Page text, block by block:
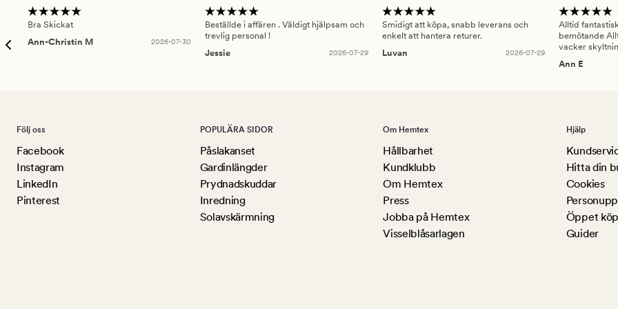
Bra Skickat
Ann-Christin M
2026-07-30
Beställde i affären . Väldigt hjälpsam och
trevlig personal !
Jessie
2026-07-29
Smidigt att köpa, snabb leverans och
enkelt att hantera returer.
Luvan
2026-07-29
Alltid
bemötande
vacker
Ann E
Följ oss
Facebook
Instagram
LinkedIn
Pinterest
POPULÄRA SIDOR
Påslakanset
Gardinlängder
Prydnadskuddar
Inredning
Solavskärmning
Om Hemtex
Hållbarhet
Kundklubb
Om Hemtex
Press
Jobba på Hemtex
Visselblåsarlagen
Hjälp
Hitta din
Cookies
Öppet
Guider